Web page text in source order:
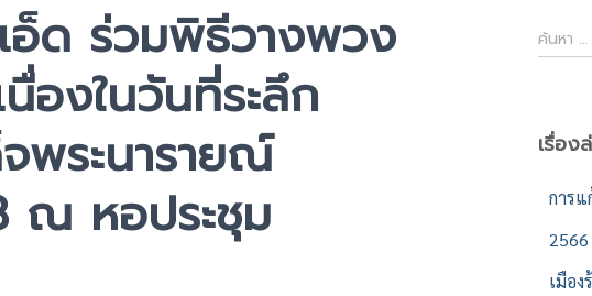
อ็ด ร่วมพิธีวางพวง
นื่องในวันที่ระลึก
พระนารายณ์
ณ หอประชุม
ค้
น
สำ
ค้นหา …
เรื่อง
การ
เมือง